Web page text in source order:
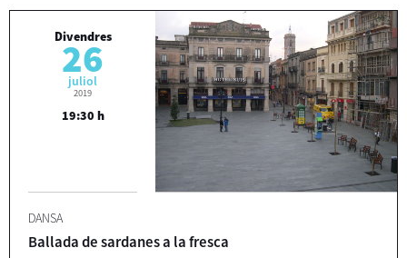
Divendres
26
juliol
2019
19:30 h
DANSA
Ballada de sardanes a la fresca